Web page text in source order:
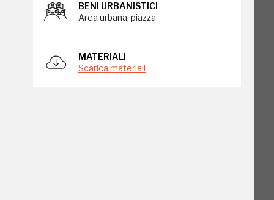
BENI URBANISTICI
Area urbana, piazza
MATERIALI
Scarica materiali